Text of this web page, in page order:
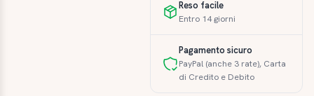
Reso facile
Entro 14 giorni
Pagamento sicuro
PayPal (anche 3 rate), Carta
di Credito e Debito